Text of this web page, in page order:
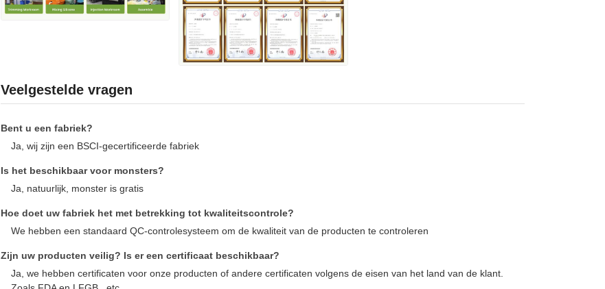
Veelgestelde vragen
Bent u een fabriek?
Ja, wij zijn een BSCI-gecertificeerde fabriek
Is het beschikbaar voor monsters?
Ja, natuurlijk, monster is gratis
Hoe doet uw fabriek het met betrekking tot kwaliteitscontrole?
We hebben een standaard QC-controlesysteem om de kwaliteit van de producten te controleren
Zijn uw producten veilig? Is er een certificaat beschikbaar?
Ja, we hebben certificaten voor onze producten of andere certificaten volgens de eisen van het land van de klant.